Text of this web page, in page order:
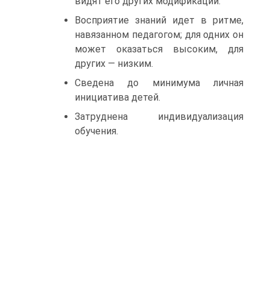
Восприятие знаний идет в ритме,
навязанном педагогом; для одних он
может оказаться высоким, для
других — низким.
Сведена до минимума личная
инициатива детей.
Затруднена индивидуализация
обучения.